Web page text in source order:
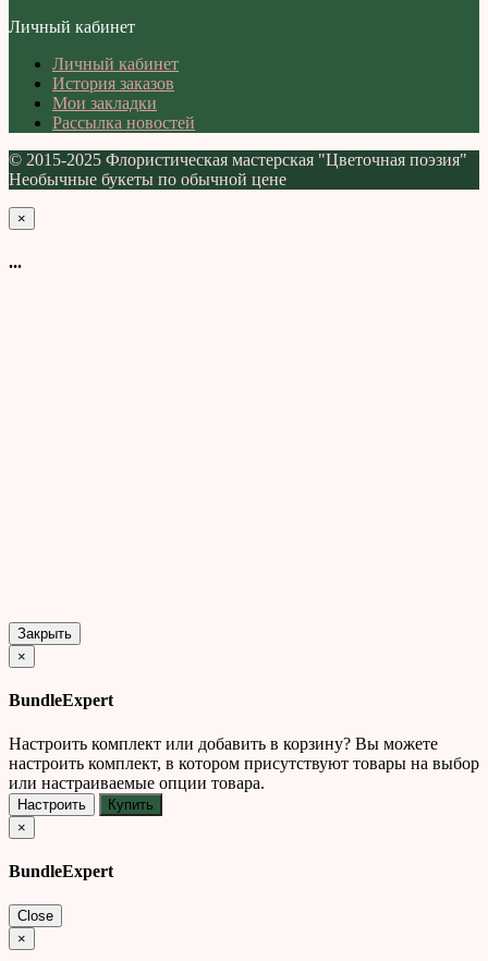
Личный кабинет
Личный кабинет
История заказов
Мои закладки
Рассылка новостей
© 2015-2025 Флористическая мастерская "Цветочная поэзия"
Необычные букеты по обычной цене
×
...
Закрыть
×
BundleExpert
Настроить комплект или добавить в корзину? Вы можете
настроить комплект, в котором присутствуют товары на выбор
или настраиваемые опции товара.
Настроить
Купить
×
BundleExpert
Close
×